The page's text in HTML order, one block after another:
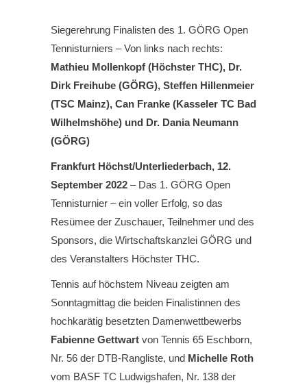
Siegerehrung Finalisten des 1. GÖRG Open
Tennisturniers – Von links nach rechts:
Mathieu Mollenkopf (Höchster THC), Dr.
Dirk Freihube (GÖRG), Steffen Hillenmeier
(TSC Mainz), Can Franke (Kasseler TC Bad
Wilhelmshöhe) und Dr. Dania Neumann
(GÖRG)
Frankfurt Höchst/Unterliederbach, 12.
September 2022 – Das 1. GÖRG Open
Tennisturnier – ein voller Erfolg, so das
Resümee der Zuschauer, Teilnehmer und des
Sponsors, die Wirtschaftskanzlei GÖRG und
des Veranstalters Höchster THC.
Tennis auf höchstem Niveau zeigten am
Sonntagmittag die beiden Finalistinnen des
hochkarätig besetzten Damenwettbewerbs
Fabienne Gettwart von Tennis 65 Eschborn,
Nr. 56 der DTB-Rangliste, und Michelle Roth
vom BASF TC Ludwigshafen, Nr. 138 der